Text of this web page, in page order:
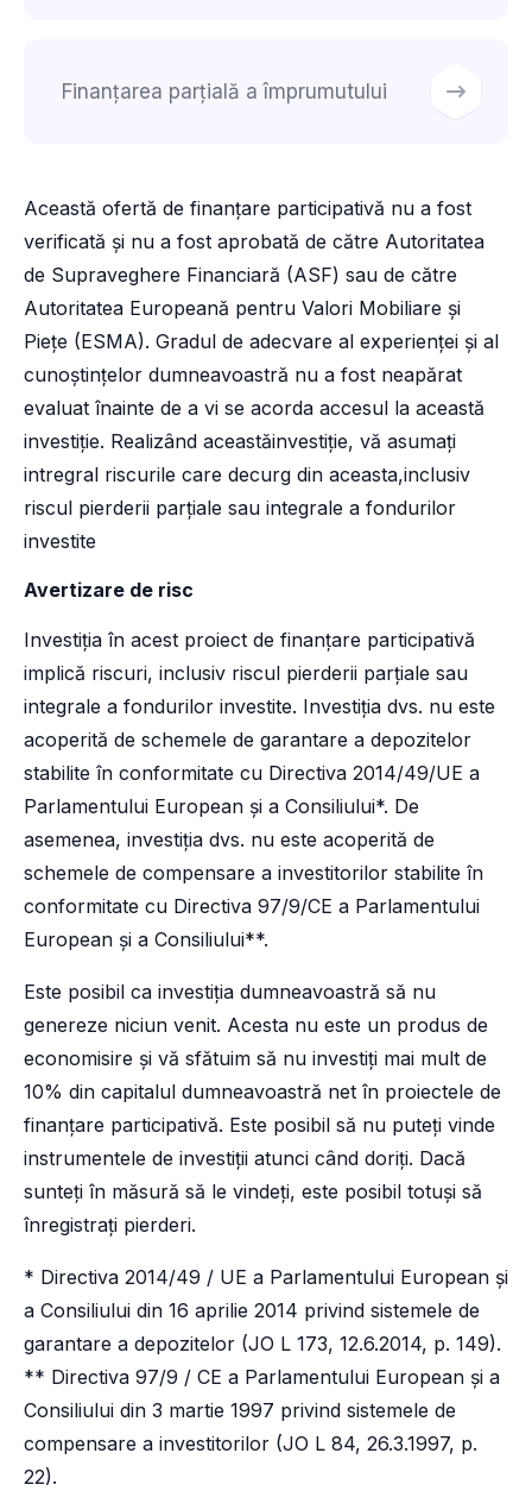
Finanțarea parțială a împrumutului
Această ofertă de finanțare participativă nu a fost
verificată și nu a fost aprobată de către Autoritatea
de Supraveghere Financiară (ASF) sau de către
Autoritatea Europeană pentru Valori Mobiliare și
Piețe (ESMA). Gradul de adecvare al experienței și al
cunoștințelor dumneavoastră nu a fost neapărat
evaluat înainte de a vi se acorda accesul la această
investiție. Realizând aceastăinvestiție, vă asumați
intregral riscurile care decurg din aceasta,inclusiv
riscul pierderii parțiale sau integrale a fondurilor
investite
Avertizare de risc
Investiția în acest proiect de finanțare participativă
implică riscuri, inclusiv riscul pierderii parțiale sau
integrale a fondurilor investite. Investiția dvs. nu este
acoperită de schemele de garantare a depozitelor
stabilite în conformitate cu Directiva 2014/49/UE a
Parlamentului European și a Consiliului*. De
asemenea, investiția dvs. nu este acoperită de
schemele de compensare a investitorilor stabilite în
conformitate cu Directiva 97/9/CE a Parlamentului
European și a Consiliului**.
Este posibil ca investiția dumneavoastră să nu
genereze niciun venit. Acesta nu este un produs de
economisire și vă sfătuim să nu investiți mai mult de
10% din capitalul dumneavoastră net în proiectele de
finanțare participativă. Este posibil să nu puteți vinde
instrumentele de investiții atunci când doriți. Dacă
sunteți în măsură să le vindeți, este posibil totuși să
înregistrați pierderi.
* Directiva 2014/49 / UE a Parlamentului European și
a Consiliului din 16 aprilie 2014 privind sistemele de
garantare a depozitelor (JO L 173, 12.6.2014, p. 149).
** Directiva 97/9 / CE a Parlamentului European și a
Consiliului din 3 martie 1997 privind sistemele de
compensare a investitorilor (JO L 84, 26.3.1997, p.
22).